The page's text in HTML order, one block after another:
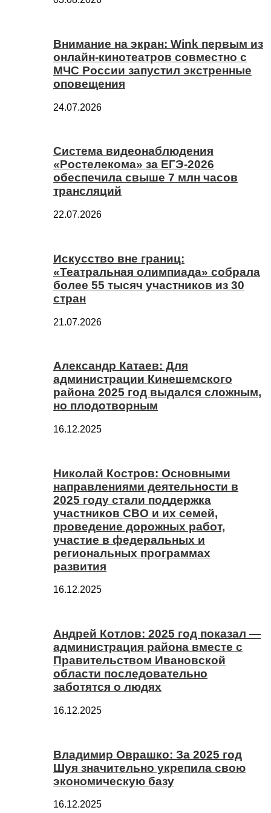
Внимание на экран: Wink первым из
онлайн-кинотеатров совместно с
МЧС России запустил экстренные
оповещения
24.07.2026
Система видеонаблюдения
«Ростелекома» за ЕГЭ-2026
обеспечила свыше 7 млн часов
трансляций
22.07.2026
Искусство вне границ:
«Театральная олимпиада» собрала
более 55 тысяч участников из 30
стран
21.07.2026
Александр Катаев: Для
администрации Кинешемского
района 2025 год выдался сложным,
но плодотворным
16.12.2025
Николай Костров: Основными
направлениями деятельности в
2025 году стали поддержка
участников СВО и их семей,
проведение дорожных работ,
участие в федеральных и
региональных программах
развития
16.12.2025
Андрей Котлов: 2025 год показал —
администрация района вместе с
Правительством Ивановской
области последовательно
заботятся о людях
16.12.2025
Владимир Оврашко: За 2025 год
Шуя значительно укрепила свою
экономическую базу
16.12.2025